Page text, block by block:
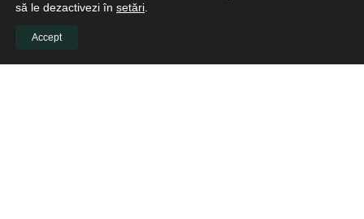
LEGAL
să le dezactivezi în setări
Accept